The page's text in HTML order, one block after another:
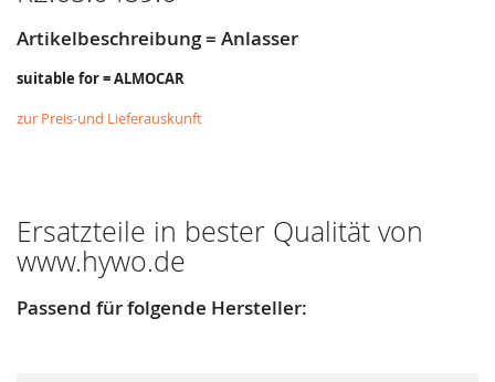
Artikelbeschreibung = Anlasser
suitable for = ALMOCAR
zur Preis-und Lieferauskunft
Ersatzteile in bester Qualität von
www.hywo.de
Passend für folgende Hersteller: